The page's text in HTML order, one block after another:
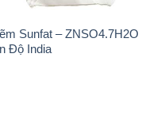
Sunfat – ZNSO4.7H2O
Độ India